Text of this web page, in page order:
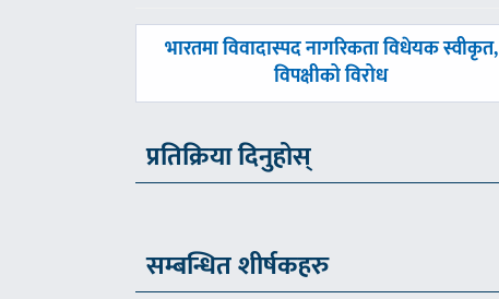
पछिल्लाे
भारतमा विवादास्पद नागरिकता विधेयक स्वीकृत,
विपक्षीको विरोध
प्रतिक्रिया दिनुहोस्
सम्बन्धित शीर्षकहरु